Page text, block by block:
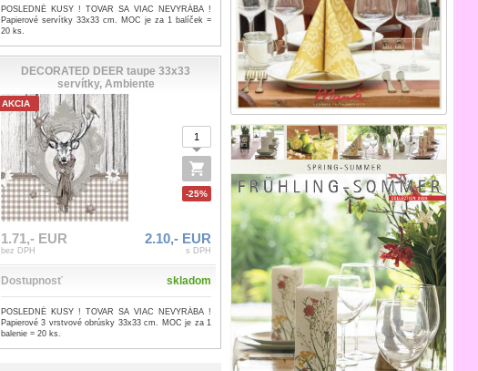
POSLEDNÉ KUSY ! TOVAR SA VIAC NEVYRÁBA !
Papierové servítky 33x33 cm. MOC je za 1 balíček =
20 ks.
DECORATED DEER taupe 33x33
servítky, Ambiente
AKCIA
-25%
1.71,- EUR
bez DPH
2.10,- EUR
s DPH
Dostupnosť skladom
POSLEDNÉ KUSY ! TOVAR SA VIAC NEVYRÁBA !
Papierové 3 vrstvové obrúsky 33x33 cm. MOC je za 1
balenie = 20 ks.